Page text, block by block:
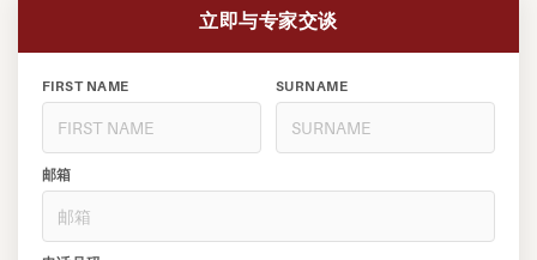
立即与专家交谈
FIRST NAME SURNAME
邮箱